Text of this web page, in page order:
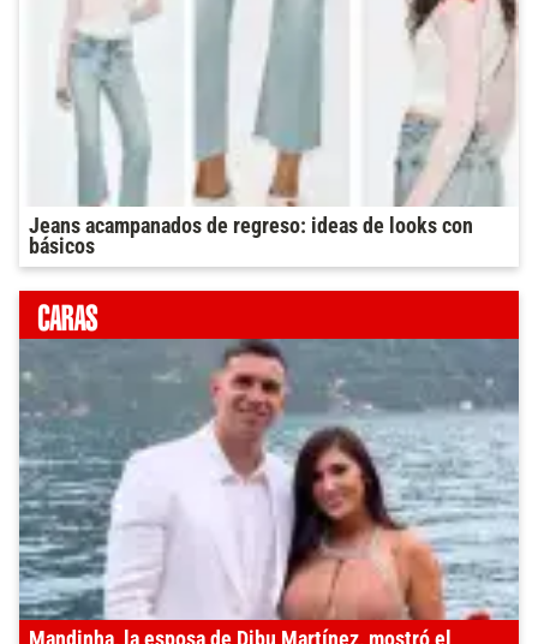
Jeans acampanados de regreso: ideas de looks con
básicos